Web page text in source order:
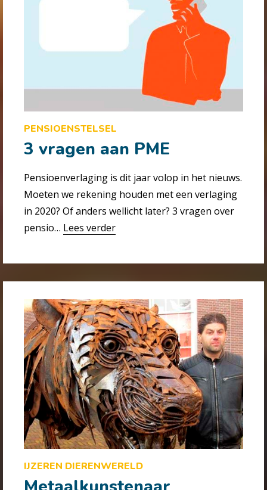
PENSIOENSTELSEL
3 vragen aan PME
Pensioenverlaging is dit jaar volop in het nieuws.
Moeten we rekening houden met een verlaging
in 2020? Of anders wellicht later? 3 vragen over
pensio… Lees verder
IJZEREN DIERENWERELD